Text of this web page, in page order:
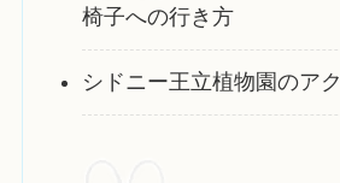
椅子への行き方
シドニー王立植物園のア